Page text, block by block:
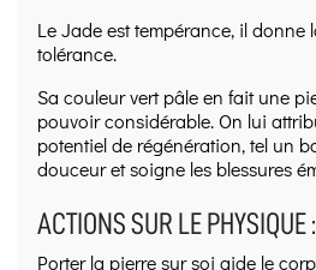
Le Jade est tempérance, il donne
tolérance.
Sa couleur vert pâle en fait une
pouvoir considérable. On lui
potentiel de régénération, tel un
douceur et soigne les blessures
ACTIONS SUR LE PHYSIQUE :
Porter la pierre sur soi aide le